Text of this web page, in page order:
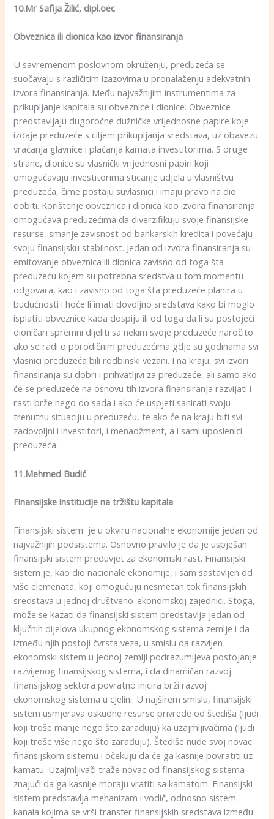
10.Mr Safija Žilić, dipl.oec
Obveznica ili dionica kao izvor finansiranja
U savremenom poslovnom okruženju, preduzeća se
suočavaju s različitim izazovima u pronalaženju adekvatnih
izvora finansiranja. Među najvažnijim instrumentima za
prikupljanje kapitala su obveznice i dionice. Obveznice
predstavljaju dugoročne dužničke vrijednosne papire koje
izdaje preduzeće s ciljem prikupljanja sredstava, uz obavezu
vraćanja glavnice i plaćanja kamata investitorima. S druge
strane, dionice su vlasnički vrijednosni papiri koji
omogućavaju investitorima sticanje udjela u vlasništvu
preduzeća, čime postaju suvlasnici i imaju pravo na dio
dobiti. Korištenje obveznica i dionica kao izvora finansiranja
omogućava preduzećima da diverzifikuju svoje finansijske
resurse, smanje zavisnost od bankarskih kredita i povećaju
svoju finansijsku stabilnost. Jedan od izvora finansiranja su
emitovanje obveznica ili dionica zavisno od toga šta
preduzeću kojem su potrebna sredstva u tom momentu
odgovara, kao i zavisno od toga šta preduzeće planira u
budućnosti i hoće li imati dovoljno sredstava kako bi moglo
isplatiti obveznice kada dospiju ili od toga da li su postojeći
dioničari spremni dijeliti sa nekim svoje preduzeće naročito
ako se radi o porodičnim preduzećima gdje su godinama svi
vlasnici preduzeća bili rodbinski vezani. I na kraju, svi izvori
finansiranja su dobri i prihvatljivi za preduzeće, ali samo ako
će se preduzeće na osnovu tih izvora finansiranja razvijati i
rasti brže nego do sada i ako će uspjeti sanirati svoju
trenutnu situaciju u preduzeću, te ako će na kraju biti svi
zadovoljni i investitori, i menadžment, a i sami uposlenici
preduzeća.
11.Mehmed Budić
Finansijske institucije na tržištu kapitala
Finansijski sistem je u okviru nacionalne ekonomije jedan od
najvažnijih podsistema. Osnovno pravilo je da je uspješan
finansijski sistem preduvjet za ekonomski rast. Finansijski
sistem je, kao dio nacionale ekonomije, i sam sastavljen od
više elemenata, koji omogućuju nesmetan tok finansijskih
sredstava u jednoj društveno-ekonomskoj zajednici. Stoga,
može se kazati da finansijski sistem predstavlja jedan od
ključnih dijelova ukupnog ekonomskog sistema zemlje i da
između njih postoji čvrsta veza, u smislu da razvijen
ekonomski sistem u jednoj zemlji podrazumijeva postojanje
razvijenog finansijskog sistema, i da dinamičan razvoj
finansijskog sektora povratno inicira brži razvoj
ekonomskog sistema u cjelini. U najširem smislu, finansijski
sistem usmjerava oskudne resurse privrede od štediša (ljudi
koji troše manje nego što zarađuju) ka uzajmljivačima (ljudi
koji troše više nego što zarađuju). Štediše nude svoj novac
finansijskom sistemu i očekuju da će ga kasnije povratiti uz
kamatu. Uzajmljivači traže novac od finansijskog sistema
znajući da ga kasnije moraju vratiti sa kamatom. Finansijski
sistem predstavlja mehanizam i vodič, odnosno sistem
kanala kojima se vrši transfer finansijskih sredstava između